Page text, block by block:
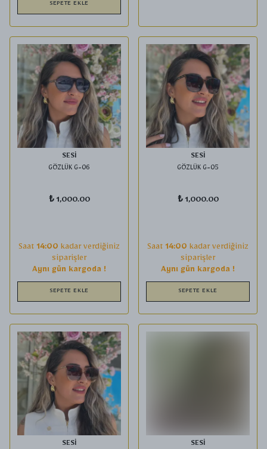
SEPETE EKLE
SESİ
GÖZLÜK G-06
₺ 1,000.00
Saat 14:00 kadar verdiğiniz
siparişler
Aynı gün kargoda !
SEPETE EKLE
SESİ
GÖZLÜK G-05
₺ 1,000.00
Saat 14:00 kadar verdiğiniz
siparişler
Aynı gün kargoda !
SEPETE EKLE
SESİ SESİ